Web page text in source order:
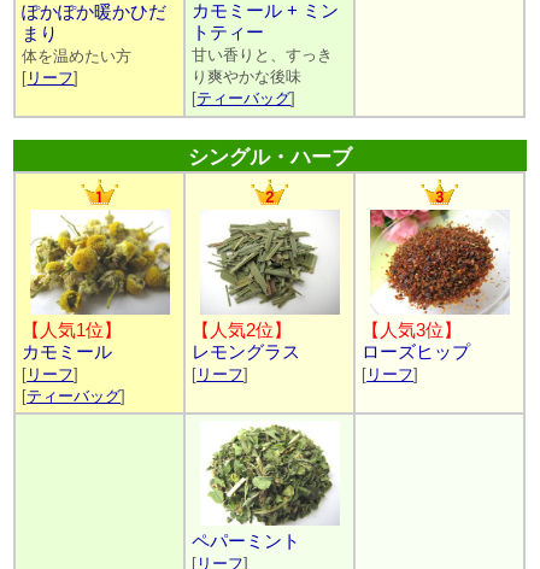
ぽかぽか暖かひだ
まり
体を温めたい方
[ リーフ]
カモミール + ミン
トティー
甘い香りと、すっき
り爽やかな後味
[ティーバッグ]
シングル・ハーブ
【人気1位】
カモミール
[ リーフ]
[ティーバッグ]
【人気2位】
レモングラス
[ リーフ]
【人気3位】
ローズヒップ
[ リーフ]
ペパーミント
[ リーフ]